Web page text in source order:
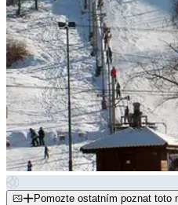
Pomozte ostatním poznat toto